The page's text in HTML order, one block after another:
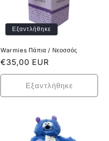
Εξαντλήθηκε
Warmies Πάπια / Νεοσσός
Κανονική
τιμή
€35,00 EUR
Εξαντλήθηκε